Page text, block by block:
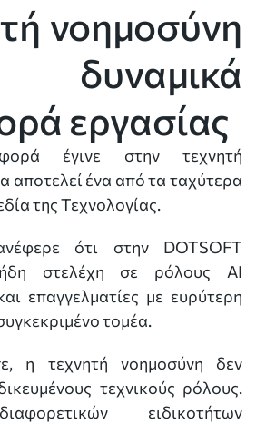
νοημοσύνη
δυναμικά
εργασίας
έγινε στην τεχνητή
αποτελεί ένα από τα ταχύτερα
της Τεχνολογίας.
ότι στην DOTSOFT
ήδη στελέχη σε ρόλους AI
επαγγελματίες με ευρύτερη
τομέα.
η τεχνητή νοημοσύνη δεν
τεχνικούς ρόλους.
ειδικοτήτων